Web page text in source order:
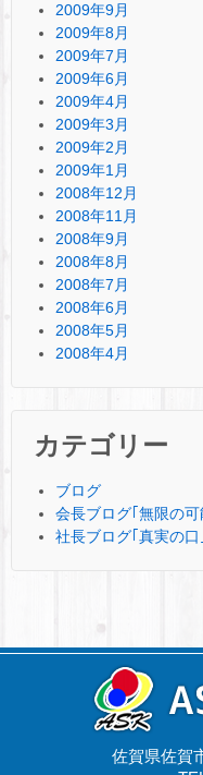
2009年9月
2009年8月
2009年7月
2009年6月
2009年4月
2009年3月
2009年2月
2009年1月
2008年12月
2008年11月
2008年9月
2008年8月
2008年7月
2008年6月
2008年5月
2008年4月
カテゴリー
ブログ
会長ブログ｢無限の
社長ブログ｢真実の口
佐賀県佐賀